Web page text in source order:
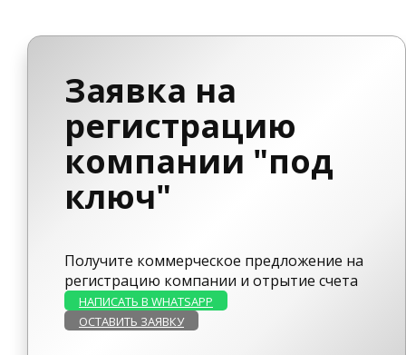
Заявка на
регистрацию
компании "под
ключ"
Получите коммерческое предложение на
регистрацию компании и отрытие счета
НАПИСАТЬ В WHATSAPP
ОСТАВИТЬ ЗАЯВКУ